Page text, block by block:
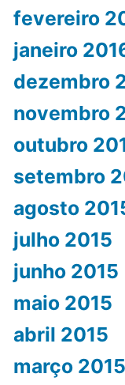
fevereiro
janeiro
dezembro
novembro
outubro
setembro
agosto
julho 2015
junho 2015
maio 2015
abril 2015
março 2015